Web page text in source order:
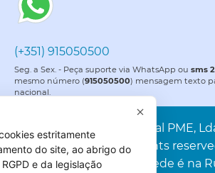
(+351) 915050500
Seg. a Sex. - Peça suporte via WhatsApp ou sms
mesmo número (915050500) mensagem texto
nacional.
PME é uma marca da Portal PME,
direitos reservados. All rights
Portal PME, Lda. A nossa sede é na
estritamente
do site, ao abrigo do
e da legislação